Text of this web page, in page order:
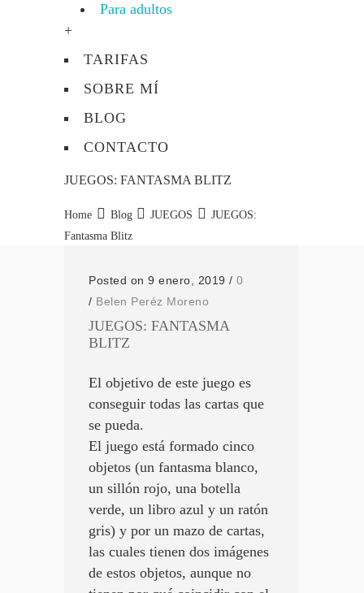
Para adultos
+
TARIFAS
SOBRE MÍ
BLOG
CONTACTO
JUEGOS: FANTASMA BLITZ
Home Blog JUEGOS
JUEGOS:
Fantasma Blitz
Posted on 9 enero, 2019 / 0
/ Belen Peréz Moreno
JUEGOS: FANTASMA
BLITZ
El objetivo de este juego es
conseguir todas las cartas que
se pueda.
El juego está formado cinco
objetos (un fantasma blanco,
un sillón rojo, una botella
verde, un libro azul y un ratón
gris) y por un mazo de cartas,
las cuales tienen dos imágenes
de estos objetos, aunque no